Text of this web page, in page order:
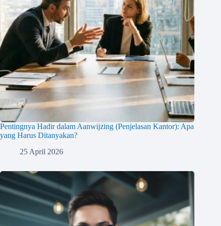
Pentingnya Hadir dalam Aanwijzing (Penjelasan Kantor): Apa
yang Harus Ditanyakan?
25 April 2026